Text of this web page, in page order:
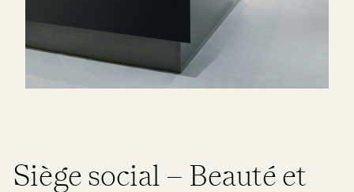
Siège social – Beauté et